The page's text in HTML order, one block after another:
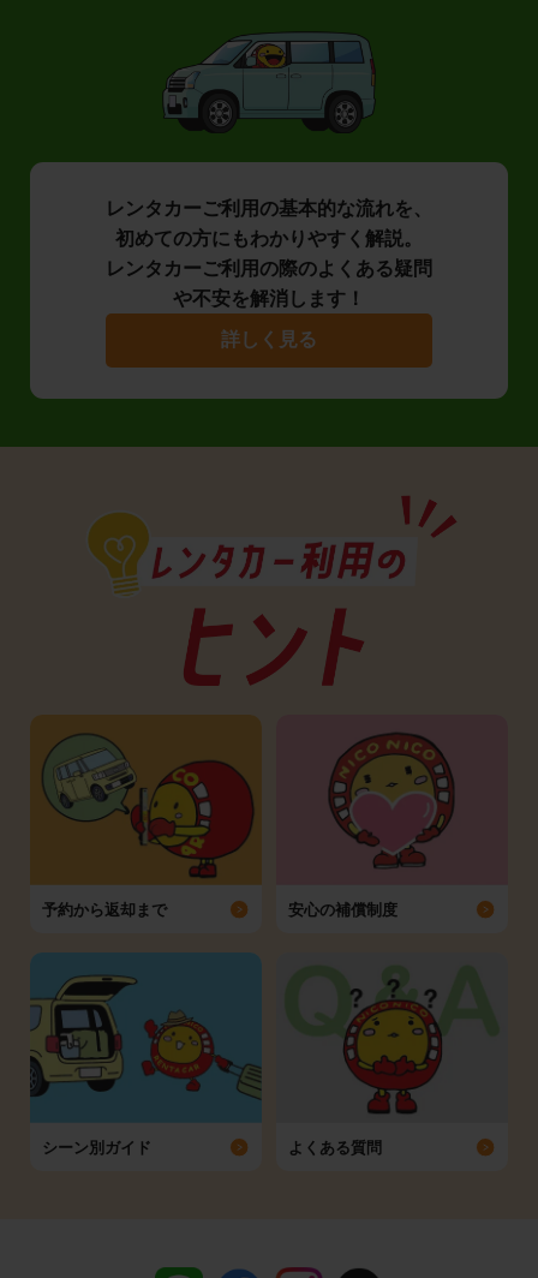
レンタカーご利用の基本的な流れを、
初めての方にもわかりやすく解説。
レンタカーご利用の際のよくある疑問
や不安を解消します！
詳しく見る
予約から返却まで 安心の補償制度
シーン別ガイド よくある質問